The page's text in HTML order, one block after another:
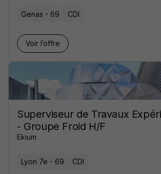
Genas - 69 CDI
Voir l’offre
Superviseur de Travaux
- Groupe Froid H/F
Ekium
Lyon 7e - 69 CDI